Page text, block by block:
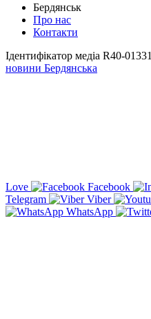
Бердянськ
Про нас
Контакти
Ідентифікатор медіа R40-01331
новини Бердянська
Love
Facebook
Telegram
Viber
WhatsApp